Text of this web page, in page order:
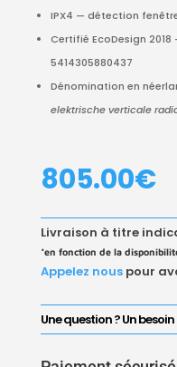
IPX4 — détection
Certifié EcoDesign
5414305880437
Dénomination en
elektrische verticale
805.00€
Livraison à titre
*en fonction de la
Appelez nouspour
Une question ? Un